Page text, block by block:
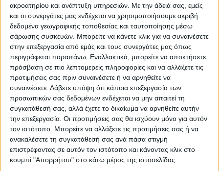
ακροατηρίου και ανάπτυξη υπηρεσιών. Με την άδειά σας, εμείς
και οι συνεργάτες μας ενδέχεται να χρησιμοποιήσουμε ακριβή
δεδομένα γεωγραφικής τοποθεσίας και ταυτοποίησης μέσω
σάρωσης συσκευών. Μπορείτε να κάνετε κλικ για να συναινέσετε
στην επεξεργασία από εμάς και τους συνεργάτες μας όπως
περιγράφεται παραπάνω. Εναλλακτικά, μπορείτε να αποκτήσετε
πρόσβαση σε πιο λεπτομερείς πληροφορίες και να αλλάξετε τις
προτιμήσεις σας πριν συναινέσετε ή να αρνηθείτε να
συναινέσετε. Λάβετε υπόψη ότι κάποια επεξεργασία των
προσωπικών σας δεδομένων ενδέχεται να μην απαιτεί τη
συγκατάθεσή σας, αλλά έχετε το δικαίωμα να αρνηθείτε αυτήν
την επεξεργασία. Οι προτιμήσεις σας θα ισχύουν μόνο για αυτόν
τον ιστότοπο. Μπορείτε να αλλάξετε τις προτιμήσεις σας ή να
ανακαλέσετε τη συγκατάθεσή σας ανά πάσα στιγμή
επιστρέφοντας σε αυτόν τον ιστότοπο και κάνοντας κλικ στο
κουμπί "Απορρήτου" στο κάτω μέρος της ιστοσελίδας.
Προσοχή, όμως, θα πρέπει να υπάρχει και
στα υπόλοιπα παιχνίδια. Δεν είναι κανένα
εύκολο και μπορεί οι επιδόσεις που θα
έχουν οι ομάδες που πρωταγωνιστούν σ’
αυτά να διαμορφώσουν και τους τελικούς
βαθμολογικούς συσχετισμούς πριν την
έξτρα διαδικασία των play off.
Ηδη έχουν καταγραφεί απώλειες και για
τους τρεις σε τέτοια παιχνίδια. Η Νίκη
Βόλου ηττήθηκε στην Τρίπολη από τον
Αστέρα Β’, έχασε δύο βαθμούς στη
Χρυσούπολη, ενώ ο Ηρακλής έχασε δύο